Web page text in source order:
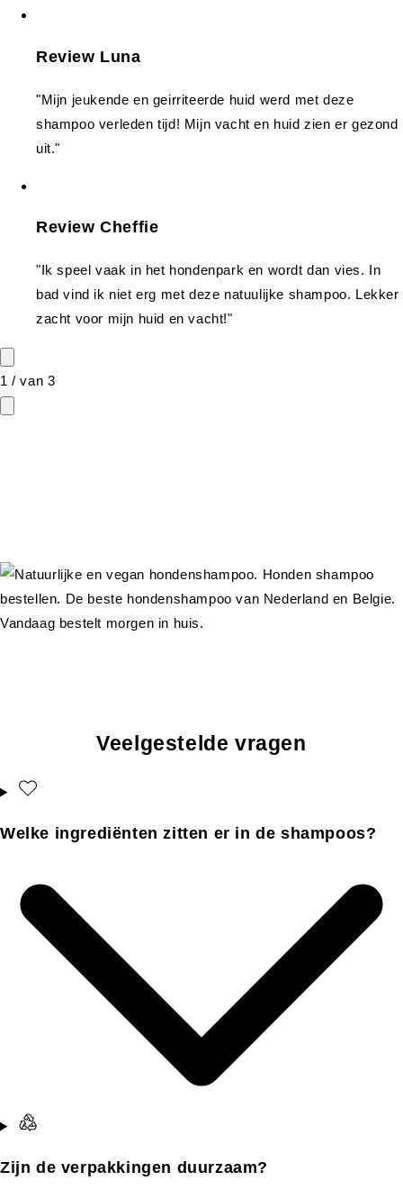
Review Luna
"Mijn jeukende en geirriteerde huid werd met deze
shampoo verleden tijd! Mijn vacht en huid zien er gezond
uit."
Review Cheffie
"Ik speel vaak in het hondenpark en wordt dan vies. In
bad vind ik niet erg met deze natuulijke shampoo. Lekker
zacht voor mijn huid en vacht!"
1 /van 3
Veelgestelde vragen
Welke ingrediënten zitten er in de shampoos?
Zijn de verpakkingen duurzaam?